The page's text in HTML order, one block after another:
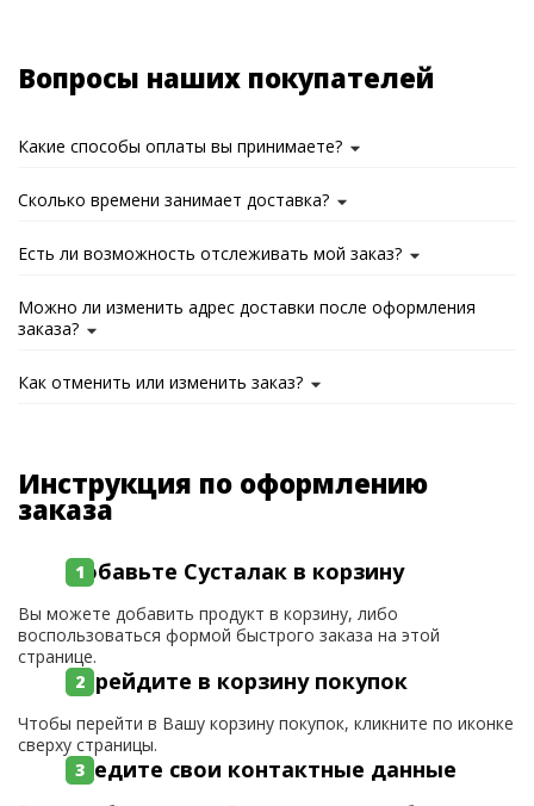
Вопросы наших покупателей
Какие способы оплаты вы принимаете?
Сколько времени занимает доставка?
Есть ли возможность отслеживать мой заказ?
Можно ли изменить адрес доставки после оформления
заказа?
Как отменить или изменить заказ?
Инструкция по оформлению
заказа
Добавьте Сусталак в корзину
Вы можете добавить продукт в корзину, либо
воспользоваться формой быстрого заказа на этой
странице.
Перейдите в корзину покупок
Чтобы перейти в Вашу корзину покупок, кликните по иконке
сверху страницы.
Введите свои контактные данные